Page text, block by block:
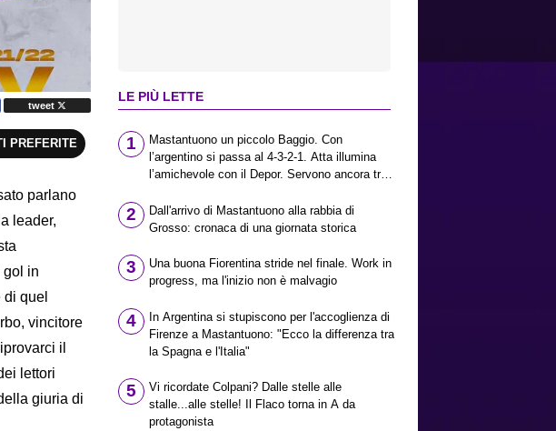
tweet
PREFERITE
parlano
leader,
gol in
quel
vincitore
il
lettori
giuria di
LE PIÙ LETTE
1
Mastantuono un piccolo Baggio. Con
l’argentino si passa al 4-3-2-1. Atta illumina
l’amichevole con il Depor. Servono ancora tre
Antognoni, un finale senza vincitori
2
Dall'arrivo di Mastantuono alla rabbia di
Grosso: cronaca di una giornata storica
3
Una buona Fiorentina stride nel finale. Work in
progress, ma l'inizio non è malvagio
4
In Argentina si stupiscono per l'accoglienza di
Firenze a Mastantuono: "Ecco la differenza tra
la Spagna e l'Italia"
5
Vi ricordate Colpani? Dalle stelle alle
stalle...alle stelle! Il Flaco torna in A da
protagonista